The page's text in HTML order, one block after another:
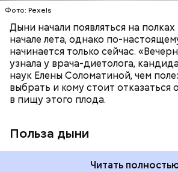
Фото: Pexels
Дыни начали появляться на полках
начале лета, однако по-
начинается только сейчас.
узнала у врача-диетолога,
наук Елены Соломатиной, чем
выбрать и кому стоит отказаться
в пищу этого плода.
Польза дыни
поддерживает сердечно-
систему и предотвращает
магний — помогает калию и не
спазмироваться.
Читать
По мнению специалиста,
достаточно включать щавель в
раз в месяц. В небольших